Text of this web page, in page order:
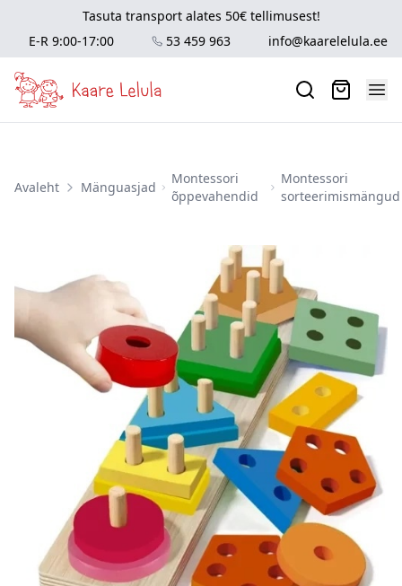
Tasuta transport alates 50€ tellimusest!
E-R 9:00-17:00
53 459 963 info@kaarelelula.ee
Avaleht Mänguasjad
Montessori
õppevahendid
Montessori
sorteerimismängud